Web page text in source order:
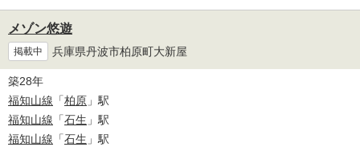
メゾン悠遊
掲載中 兵庫県丹波市柏原町大新屋
築28年
福知山線 「柏原 」駅
福知山線 「石生 」駅
福知山線 「石生 」駅